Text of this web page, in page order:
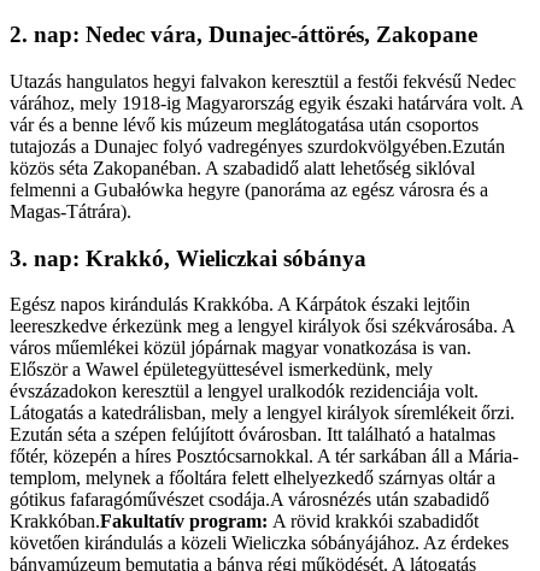
2. nap: Nedec vára, Dunajec-áttörés, Zakopane
Utazás hangulatos hegyi falvakon keresztül a festői fekvésű Nedec
várához, mely 1918-ig Magyarország egyik északi határvára volt. A
vár és a benne lévő kis múzeum meglátogatása után csoportos
tutajozás a Dunajec folyó vadregényes szurdokvölgyében.Ezután
közös séta Zakopanéban. A szabadidő alatt lehetőség siklóval
felmenni a Gubałówka hegyre (panoráma az egész városra és a
Magas-Tátrára).
3. nap: Krakkó, Wieliczkai sóbánya
Egész napos kirándulás Krakkóba. A Kárpátok északi lejtőin
leereszkedve érkezünk meg a lengyel királyok ősi székvárosába. A
város műemlékei közül jópárnak magyar vonatkozása is van.
Először a Wawel épületegyüttesével ismerkedünk, mely
évszázadokon keresztül a lengyel uralkodók rezidenciája volt.
Látogatás a katedrálisban, mely a lengyel királyok síremlékeit őrzi.
Ezután séta a szépen felújított óvárosban. Itt található a hatalmas
főtér, közepén a híres Posztócsarnokkal. A tér sarkában áll a Mária-
templom, melynek a főoltára felett elhelyezkedő szárnyas oltár a
gótikus fafaragóművészet csodája.A városnézés után szabadidő
Krakkóban.Fakultatív program: A rövid krakkói szabadidőt
követően kirándulás a közeli Wieliczka sóbányájához. Az érdekes
bányamúzeum bemutatja a bánya régi működését. A látogatás